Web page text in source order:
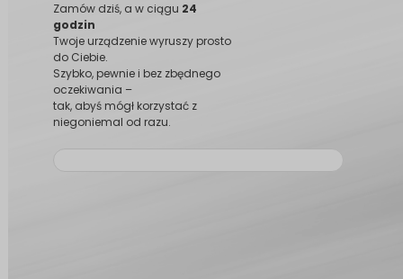
Zamów dziś, a w ciągu 24
godzin
Twoje urządzenie wyruszy prosto
do Ciebie.
Szybko, pewnie i bez zbędnego
oczekiwania –
tak, abyś mógł korzystać z
niegoniemal od razu.